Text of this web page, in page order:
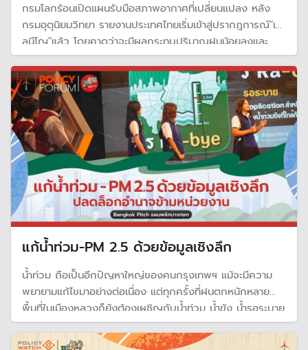
กรมโลกร้อนเปิดแผนรับมือสภาพอากาศที่เปลี่ยนแปลง หลัง
กรมอุตุนิยมวิทยา รายงานประเทศไทยเริ่มเข้าสู่ปรากฎการณ์"เอ
ลนีโญ"แล้ว โดยคาดว่าจะมีผลกระทบปริมาณฝนน้อยลงและ
อุณหภูมิสูง โดยเฉพาะในช่วงธ.ค.69 และ ก.พ 70 ทำให้ฤดู
หนาวในปีนี้อาจจะไม่หนาวเย็นเหมือนปีที่ผ่านมา
แก้น้ำท่วม-PM 2.5 ด้วยข้อมูลเชิงลึก
น้ำท่วม ถือเป็นอีกปัญหาใหญ่ของคนกรุงเทพฯ แม้จะมีความ
พยายามแก้ไขมาอย่างต่อเนื่อง แต่ทุกครั้งที่ฝนตกหนักหลาย
พื้นที่ในเมืองหลวงก็ยังต้องเผชิญกับน้ำท่วม น้ำขัง น้ำรอระบาย
ในช่วงนี้ที่เข้าสู่การหาเสียงเลือกผู้ว่าฯ กทม. ผู้สมัครหลายคนได้
นำเสนอนโยบายแก้น้ำท่วมหลายรูปแบบ